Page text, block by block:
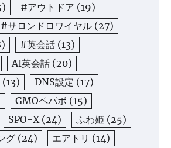
#アウトドア (19)
#サロンドロワイヤル (27)
#英会話 (13)
AI英会話 (20)
(13) DNS設定 (17)
GMOペパボ (15)
SPO-X (24) ふわ姫 (25)
グ (24) エアトリ (14)